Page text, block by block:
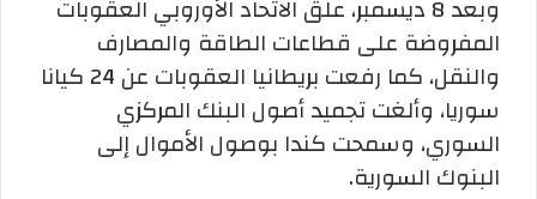
وبعد 8 ديسمبر، علّق الاتحاد الأوروبي العقوبات
المفروضة على قطاعات الطاقة والمصارف
والنقل، كما رفعت بريطانيا العقوبات عن 24 كيانا
سوريا، وألغت تجميد أصول البنك المركزي
السوري، وسمحت كندا بوصول الأموال إلى
البنوك السورية.